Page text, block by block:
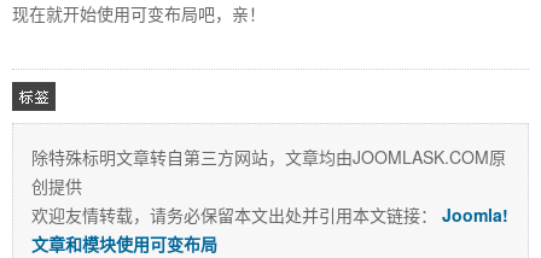
现在就开始使用可变布局吧，亲！
相关
除特殊标明文章转自第三方网站，文章均由JOOMLASK.COM原
创提供
欢迎友情转载，请务必保留本文出处并引用本文链接：
Joomla!
文章和模块使用可变布局